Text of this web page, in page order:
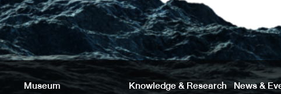
Museum Knowledge & Research News &